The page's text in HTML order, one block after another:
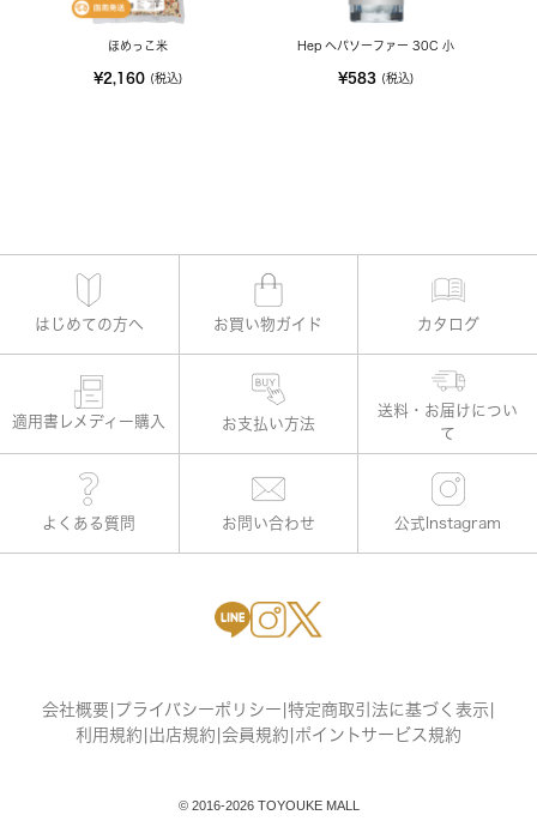
ほめっこ米
¥2,160 (税込)
Hep ヘパソーファー 30C 小
¥583 (税込)
はじめての方へ お買い物ガイド カタログ
適用書レメディー購入 お支払い方法
よくある質問 お問い合わせ 公式Instagram
会社概要 プライバシーポリシー 特定商取引法に基づく表示
利用規約 出店規約 会員規約 ポイントサービス規約
© 2016-2026 TOYOUKE MALL